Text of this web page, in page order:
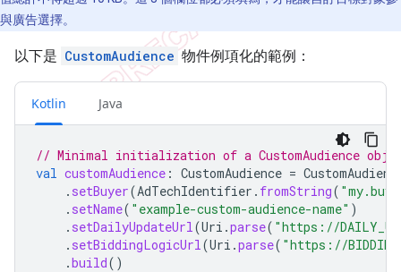
與廣告選擇。
以下是 CustomAudience 物件例項化的範例：
Kotlin Java
// Minimal initialization of a CustomAudience
val customAudience : CustomAudience =
. setBuyer(AdTechIdentifier . fromString(
. setName( "example-custom-audience-name" )
. setDailyUpdateUrl (Uri .parse( "https://
. setBiddingLogicUrl (Uri .parse( "https://
.build()